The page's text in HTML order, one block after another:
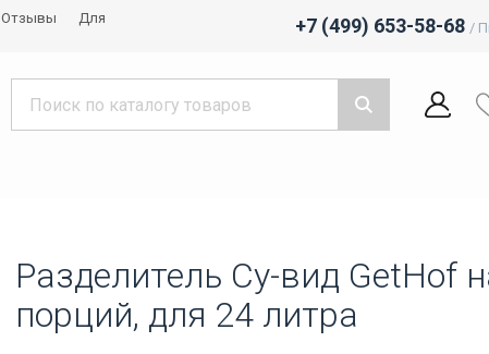
Отзывы
Для
+7 (499) 653-58-68 /
Разделитель Су-вид GetHof
порций, для 24 литра